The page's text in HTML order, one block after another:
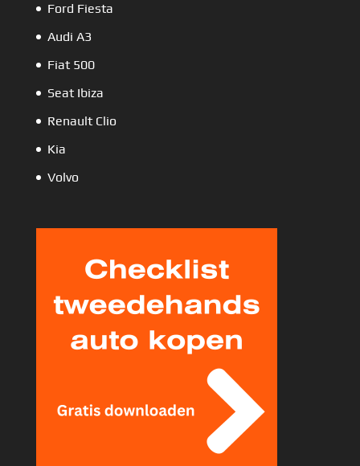
Ford Fiesta
Audi A3
Fiat 500
Seat Ibiza
Renault Clio
Kia
Volvo